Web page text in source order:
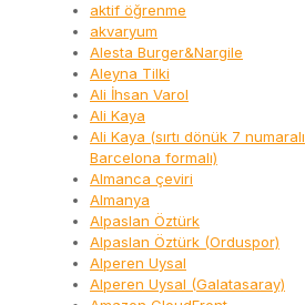
aktif öğrenme
akvaryum
Alesta Burger&Nargile
Aleyna Tilki
Ali İhsan Varol
Ali Kaya
Ali Kaya (sırtı dönük 7 numaralı
Barcelona formalı)
Almanca çeviri
Almanya
Alpaslan Öztürk
Alpaslan Öztürk (Orduspor)
Alperen Uysal
Alperen Uysal (Galatasaray)